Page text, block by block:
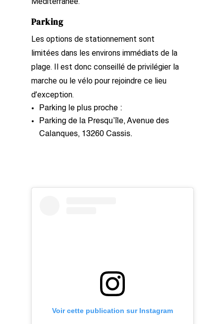
Parking
Les options de stationnement sont
limitées dans les environs immédiats de la
plage. Il est donc conseillé de privilégier la
marche ou le vélo pour rejoindre ce lieu
d’exception.
Parking le plus proche :
Parking de la Presqu’île, Avenue des
Calanques, 13260 Cassis.
Voir cette publication sur Instagram